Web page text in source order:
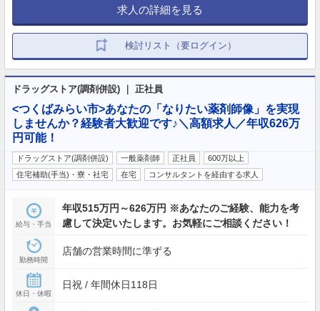
求人の詳細を見る
検討リスト（要ログイン）
ドラッグストア(調剤併設) ｜ 正社員
<つくばみらい市>あなたの「なりたい薬剤師像」を実現
しませんか？経験者大歓迎です♪＼高額求人／年収626万
円可能！
ドラッグストア(調剤併設) 一般薬剤師 正社員
600万以上
住宅補助(手当)・寮・社宅
在宅 コンサルタントを経由する求人
給与・手当
年収515万円～626万円 ※あなたのご経験、能力を考
慮して決定いたします。お気軽にご相談ください！
勤務時間
店舗の営業時間に準ずる
休日・休暇
日祝 / 年間休日118日